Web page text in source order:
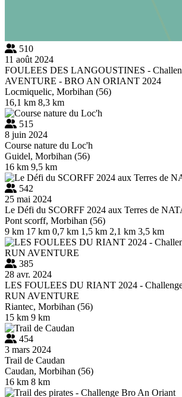
510
11 août 2024
FOULEES DES LANGOUSTINES -
AVENTURE - BRO AN ORIANT 2024
Locmiquelic, Morbihan (56)
16,1 km 8,3 km
515
8 juin 2024
Course nature du Loc'h
Guidel, Morbihan (56)
16 km 9,5 km
542
25 mai 2024
Le Défi du SCORFF 2024 aux Terres de
Pont scorff, Morbihan (56)
9 km 17 km 0,7 km 1,5 km 2,1 km 3,5 km
385
28 avr. 2024
LES FOULEES DU RIANT 2024 -
RUN AVENTURE
Riantec, Morbihan (56)
15 km 9 km
454
3 mars 2024
Trail de Caudan
Caudan, Morbihan (56)
16 km 8 km